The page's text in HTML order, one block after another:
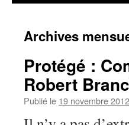
Archives
Protégé :
Robert
Publié le 19 novembre 2012